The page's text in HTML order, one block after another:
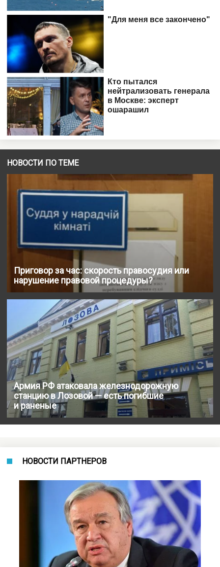
НОВОСТИ ПО ТЕМЕ
Приговор за час: скорость правосудия или
нарушение правовой процедуры?
Армия РФ атаковала железнодорожную
станцию в Лозовой — есть погибшие
и раненые
НОВОСТИ ПАРТНЕРОВ